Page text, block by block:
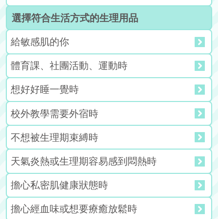
給女孩的
給父母的
給學生的
給老師的
選擇符合生活方式的生理用品
給敏感肌的你
體育課、社團活動、運動時
想好好睡一覺時
校外教學需要外宿時
不想被生理期束縛時
天氣炎熱或生理期容易感到悶熱時
擔心私密肌健康狀態時
擔心經血味或想要療癒放鬆時